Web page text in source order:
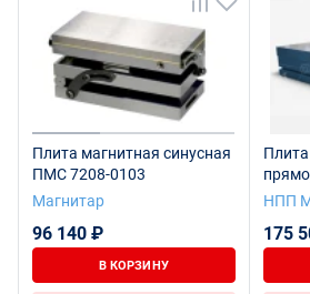
Плита магнитная синусная
ПМС 7208-0103
Магнитар
96 140 ₽
В КОРЗИНУ
НПП
175